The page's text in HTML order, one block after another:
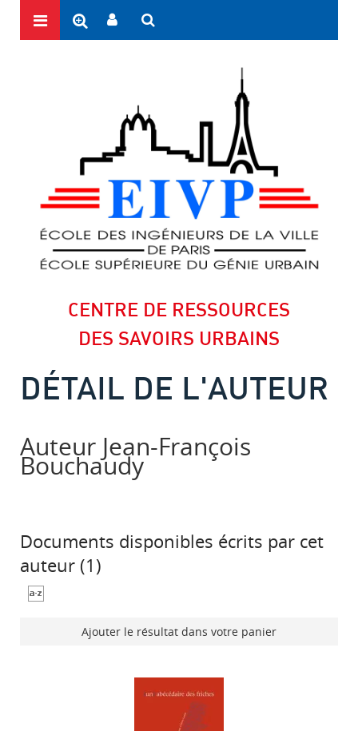
CENTRE DE RESSOURCES
DES SAVOIRS URBAINS
DÉTAIL DE L'AUTEUR
Auteur Jean-François
Bouchaudy
Documents disponibles écrits par cet
auteur (1 )
Ajouter le résultat dans votre panier